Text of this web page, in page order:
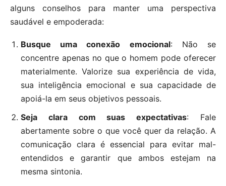
alguns conselhos para manter uma perspectiva
saudável e empoderada:
Busque uma conexão emocional: Não se
concentre apenas no que o homem pode oferecer
materialmente. Valorize sua experiência de vida,
sua inteligência emocional e sua capacidade de
apoiá-la em seus objetivos pessoais.
Seja clara com suas expectativas: Fale
abertamente sobre o que você quer da relação. A
comunicação clara é essencial para evitar mal-
entendidos e garantir que ambos estejam na
mesma sintonia.